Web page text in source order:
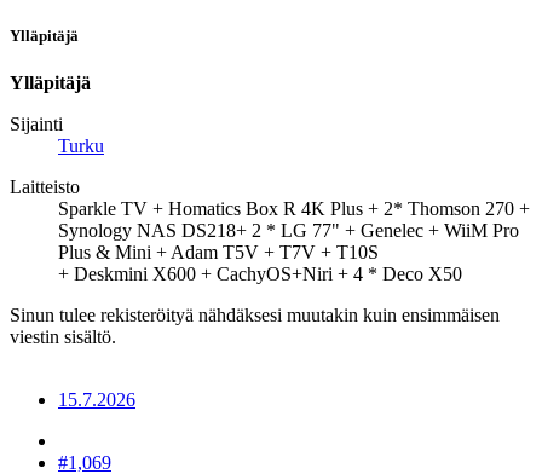
Ylläpitäjä
Ylläpitäjä
Sijainti
Turku
Laitteisto
Sparkle TV + Homatics Box R 4K Plus + 2* Thomson 270 +
Synology NAS DS218+ 2 * LG 77" + Genelec + WiiM Pro
Plus & Mini + Adam T5V + T7V + T10S
+ Deskmini X600 + CachyOS+Niri + 4 * Deco X50
Sinun tulee rekisteröityä nähdäksesi muutakin kuin ensimmäisen
viestin sisältö.
15.7.2026
#1,069